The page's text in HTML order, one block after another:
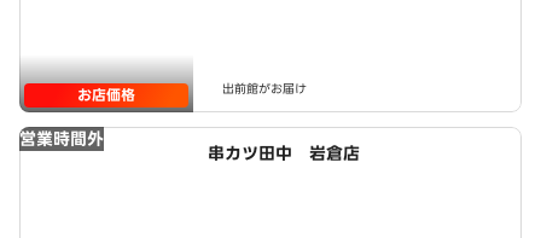
お店価格 出前館がお届け
営業時間外
串カツ田中 岩倉店